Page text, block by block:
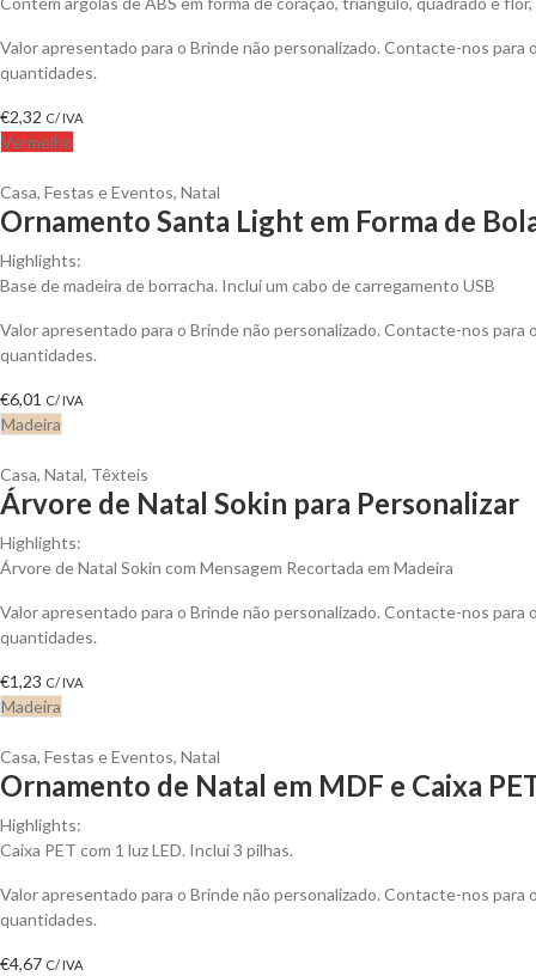
Valor apresentado para o Brinde não personalizado. Contacte-nos
quantidades.
€2,32 C/ IVA
Vermelho
Casa, Festas e Eventos, Natal
Ornamento Santa Light em Forma de
Highlights:
Base de madeira de borracha. Inclui um cabo de carregamento USB
Valor apresentado para o Brinde não personalizado. Contacte-nos
quantidades.
€6,01 C/ IVA
Madeira
Casa, Natal, Têxteis
Árvore de Natal Sokin para Personalizar
Highlights:
Árvore de Natal Sokin com Mensagem Recortada em Madeira
Valor apresentado para o Brinde não personalizado. Contacte-nos
quantidades.
€1,23 C/ IVA
Madeira
Casa, Festas e Eventos, Natal
Ornamento de Natal em MDF e Caixa
Highlights:
Caixa PET com 1 luz LED. Inclui 3 pilhas.
Valor apresentado para o Brinde não personalizado. Contacte-nos
quantidades.
€4,67 C/ IVA